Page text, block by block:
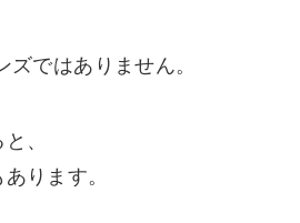
ではありません。
、
ります。